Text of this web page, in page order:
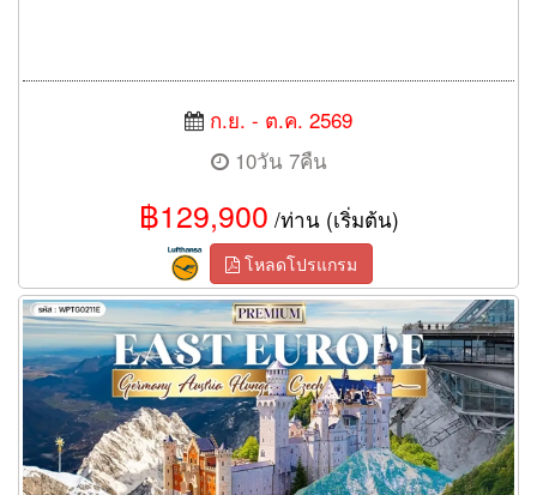
ก.ย. - ต.ค. 2569
10วัน 7คืน
฿129,900 /ท่าน (เริ่มต้น)
โหลดโปรแกรม
ทัวร์ยุโรปตะวันออก 11 วัน 8 คืน พักหมู่บ้านฮัลล์สตัทท์ (TG)